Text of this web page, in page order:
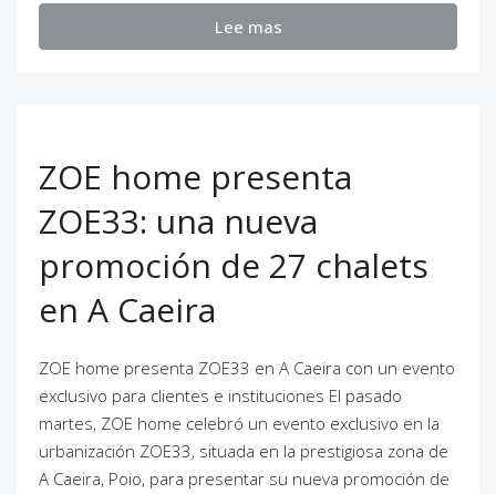
Lee mas
ZOE home presenta
ZOE33: una nueva
promoción de 27 chalets
en A Caeira
ZOE home presenta ZOE33 en A Caeira con un evento
exclusivo para clientes e instituciones El pasado
martes, ZOE home celebró un evento exclusivo en la
urbanización ZOE33, situada en la prestigiosa zona de
A Caeira, Poio, para presentar su nueva promoción de